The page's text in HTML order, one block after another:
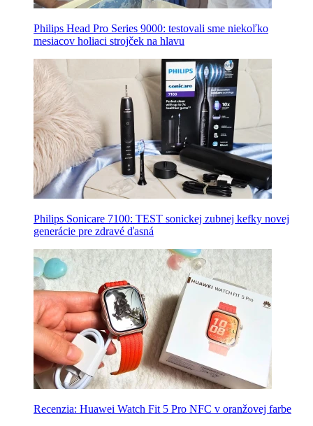
Philips Head Pro Series 9000: testovali sme niekoľko
mesiacov holiaci strojček na hlavu
Philips Sonicare 7100: TEST sonickej zubnej kefky novej
generácie pre zdravé ďasná
Recenzia: Huawei Watch Fit 5 Pro NFC v oranžovej farbe